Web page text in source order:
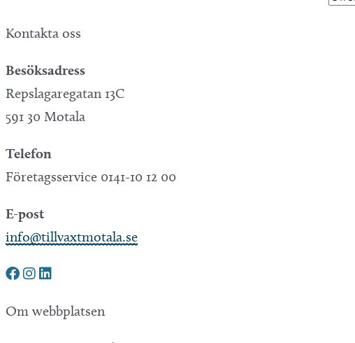
Kontakta oss
Besöksadress
Repslagaregatan 13C
591 30 Motala
Telefon
Företagsservice 0141-10 12 00
E-post
info@tillvaxtmotala.se
Om webbplatsen